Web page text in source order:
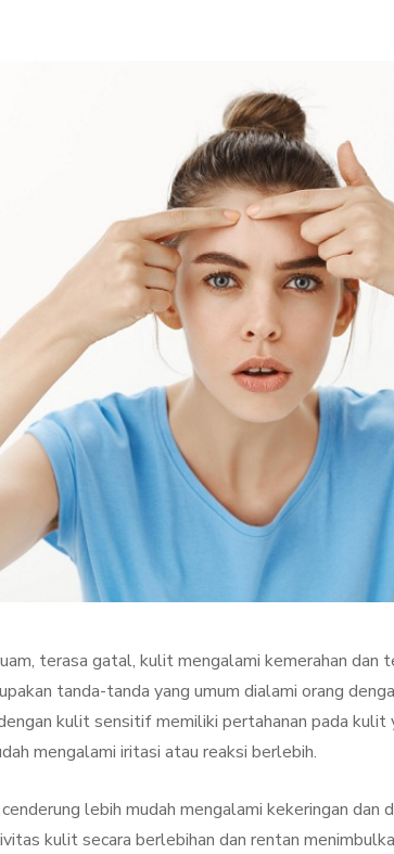
terasa gatal, kulit mengalami kemerahan dan
tanda-tanda yang umum dialami orang
kulit sensitif memiliki pertahanan pada kulit
mengalami iritasi atau reaksi berlebih.
lebih mudah mengalami kekeringan dan
kulit secara berlebihan dan rentan